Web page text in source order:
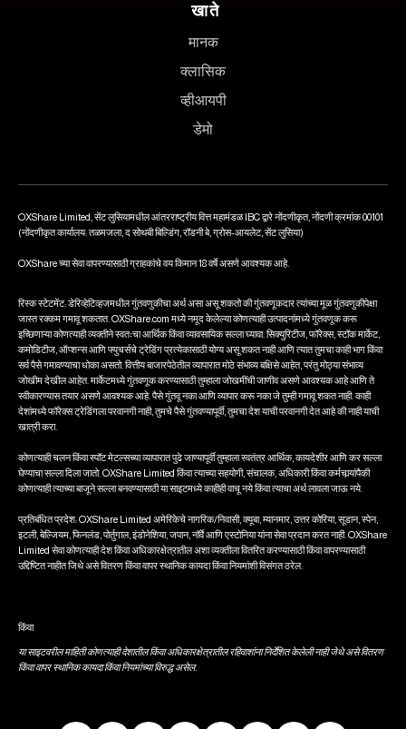
खाते
मानक
क्लासिक
व्हीआयपी
डेमो
OXShare Limited, सेंट लुसियामधील आंतरराष्ट्रीय वित्त महामंडळ IBC द्वारे नोंदणीकृत, नोंदणी क्रमांक 00101
(नोंदणीकृत कार्यालय: तळमजला, द सोथबी बिल्डिंग, रॉडनी बे, ग्रोस-आयलेट, सेंट लुसिया)
OXShare च्या सेवा वापरण्यासाठी ग्राहकांचे वय किमान 18 वर्षे असणे आवश्यक आहे.
रिस्क स्टेटमेंट: डेरिव्हेटिव्हजमधील गुंतवणुकीचा अर्थ असा असू शकतो की गुंतवणूकदार त्यांच्या मूळ गुंतवणुकीपेक्षा
जास्त रक्कम गमावू शकतात. OXShare.com मध्ये नमूद केलेल्या कोणत्याही उत्पादनांमध्ये गुंतवणूक करू
इच्छिणाऱ्या कोणत्याही व्यक्तीने स्वतःचा आर्थिक किंवा व्यावसायिक सल्ला घ्यावा. सिक्युरिटीज, फॉरेक्स, स्टॉक मार्केट,
कमोडिटीज, ऑप्शन्स आणि फ्युचर्सचे ट्रेडिंग प्रत्येकासाठी योग्य असू शकत नाही आणि त्यात तुमचा काही भाग किंवा
सर्व पैसे गमावण्याचा धोका असतो. वित्तीय बाजारपेठेतील व्यापारात मोठे संभाव्य बक्षिसे आहेत, परंतु मोठ्या संभाव्य
जोखीम देखील आहेत. मार्केटमध्ये गुंतवणूक करण्यासाठी तुम्हाला जोखमींची जाणीव असणे आवश्यक आहे आणि ते
स्वीकारण्यास तयार असणे आवश्यक आहे. पैसे गुंतवू नका आणि व्यापार करू नका जे तुम्ही गमावू शकत नाही. काही
देशांमध्ये फॉरेक्स ट्रेडिंगला परवानगी नाही, तुमचे पैसे गुंतवण्यापूर्वी, तुमचा देश याची परवानगी देत आहे की नाही याची
खात्री करा.
कोणत्याही चलन किंवा स्पॉट मेटल्सच्या व्यापारात पुढे जाण्यापूर्वी तुम्हाला स्वतंत्र आर्थिक, कायदेशीर आणि कर सल्ला
घेण्याचा सल्ला दिला जातो. OXShare Limited किंवा त्‍याच्‍या सहयोगी, संचालक, अधिकारी किंवा कर्मचार्‍यांपैकी
कोणत्‍याही त्‍याच्‍या बाजूने सल्‍ला बनवण्‍यासाठी या साइटमध्‍ये काहीही वाचू नये किंवा त्याचा अर्थ लावला जाऊ नये.
प्रतिबंधित प्रदेश: OXShare Limited अमेरिकेचे नागरिक/निवासी, क्यूबा, म्यानमार, उत्तर कोरिया, सूडान, स्पेन,
इटली, बेल्जियम, फिनलंड, पोर्तुगाल, इंडोनेशिया, जपान, नॉर्वे आणि एस्टोनिया यांना सेवा प्रदान करत नाही. OXShare
Limited सेवा कोणत्याही देश किंवा अधिकारक्षेत्रातील अशा व्यक्तीला वितरित करण्यासाठी किंवा वापरण्यासाठी
उद्दिष्टित नाहीत जिथे असे वितरण किंवा वापर स्थानिक कायदा किंवा नियमांशी विसंगत ठरेल.
किंवा
या साइटवरील माहिती कोणत्याही देशातील किंवा अधिकारक्षेत्रातील रहिवाशांना निर्देशित केलेली नाही जेथे असे वितरण
किंवा वापर स्थानिक कायदा किंवा नियमांच्या विरुद्ध असेल.